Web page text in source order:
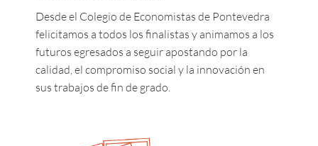
Desde el Colegio de Economistas de Pontevedra
felicitamos a todos los finalistas y animamos a los
futuros egresados a seguir apostando por la
calidad, el compromiso social y la innovación en
sus trabajos de fin de grado.